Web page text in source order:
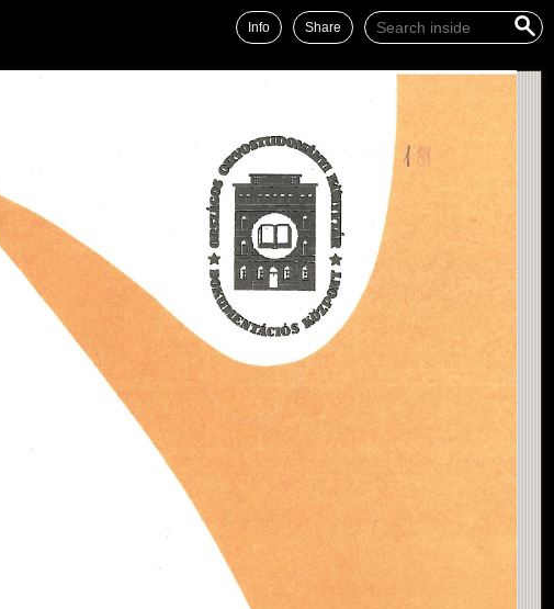
Info Share